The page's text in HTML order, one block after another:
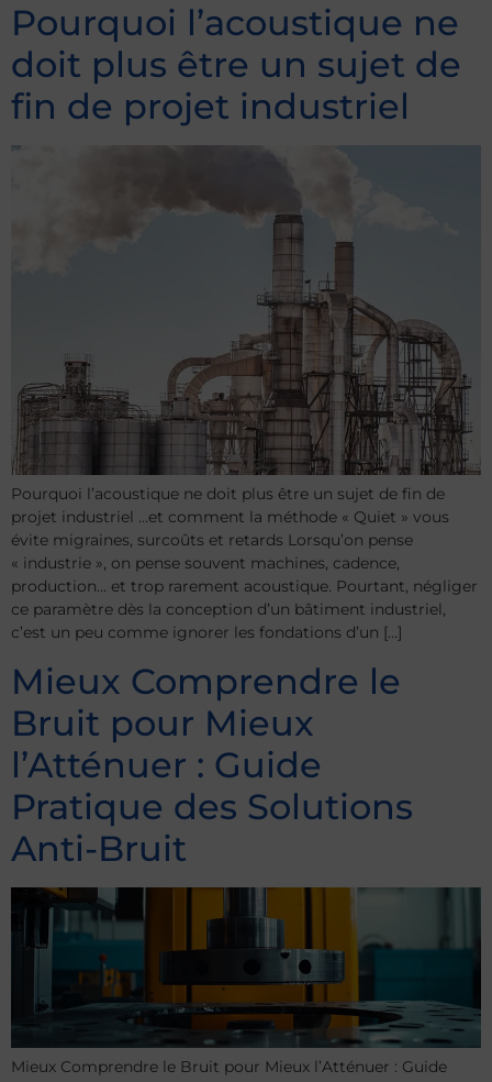
Pourquoi l’acoustique ne
doit plus être un sujet de
fin de projet industriel
Pourquoi l’acoustique ne doit plus être un sujet de fin de
projet industriel …et comment la méthode « Quiet » vous
évite migraines, surcoûts et retards Lorsqu’on pense
« industrie », on pense souvent machines, cadence,
production… et trop rarement acoustique. Pourtant, négliger
ce paramètre dès la conception d’un bâtiment industriel,
c’est un peu comme ignorer les fondations d’un […]
Mieux Comprendre le
Bruit pour Mieux
l’Atténuer : Guide
Pratique des Solutions
Anti-Bruit
Mieux Comprendre le Bruit pour Mieux l’Atténuer : Guide